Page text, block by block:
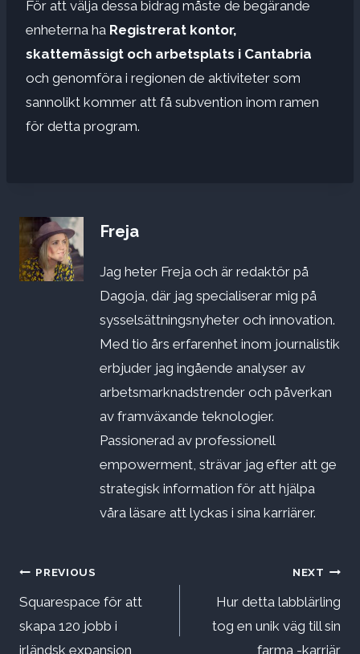
För att välja dessa bidrag måste de begärande
enheterna ha Registrerat kontor,
skattemässigt och arbetsplats i Cantabria
och genomföra i regionen de aktiviteter som
sannolikt kommer att få subvention inom ramen
för detta program.
Freja
Jag heter Freja och är redaktör på
Dagoja, där jag specialiserar mig på
sysselsättningsnyheter och innovation.
Med tio års erfarenhet inom journalistik
erbjuder jag ingående analyser av
arbetsmarknadstrender och påverkan
av framväxande teknologier.
Passionerad av professionell
empowerment, strävar jag efter att ge
strategisk information för att hjälpa
våra läsare att lyckas i sina karriärer.
Inläggsnavigering
PREVIOUS
Squarespace för att
skapa 120 jobb i
irländsk expansion
NEXT
Hur detta labblärling
tog en unik väg till sin
farma -karriär